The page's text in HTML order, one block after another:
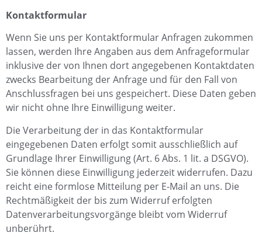
Kontaktformular
Wenn Sie uns per Kontaktformular Anfragen zukommen
lassen, werden Ihre Angaben aus dem Anfrageformular
inklusive der von Ihnen dort angegebenen Kontaktdaten
zwecks Bearbeitung der Anfrage und für den Fall von
Anschlussfragen bei uns gespeichert. Diese Daten geben
wir nicht ohne Ihre Einwilligung weiter.
Die Verarbeitung der in das Kontaktformular
eingegebenen Daten erfolgt somit ausschließlich auf
Grundlage Ihrer Einwilligung (Art. 6 Abs. 1 lit. a DSGVO).
Sie können diese Einwilligung jederzeit widerrufen. Dazu
reicht eine formlose Mitteilung per E-Mail an uns. Die
Rechtmäßigkeit der bis zum Widerruf erfolgten
Datenverarbeitungsvorgänge bleibt vom Widerruf
unberührt.